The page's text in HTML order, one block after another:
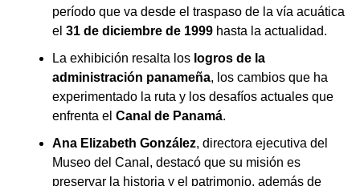
período que va desde el traspaso de la vía acuática
el 31 de diciembre de 1999 hasta la actualidad.
La exhibición resalta los logros de la
administración panameña, los cambios que ha
experimentado la ruta y los desafíos actuales que
enfrenta el Canal de Panamá.
Ana Elizabeth González, directora ejecutiva del
Museo del Canal, destacó que su misión es
preservar la historia y el patrimonio, además de